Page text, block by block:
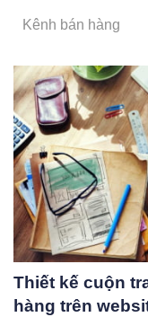
Kênh bán hàng
Thiết kế cuộn
hàng trên